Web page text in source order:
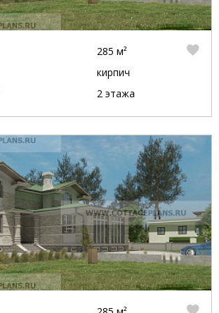
285 м²
кирпич
2 этажа